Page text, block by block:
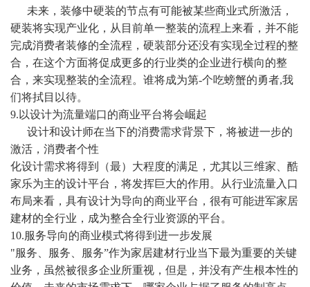
未来，装修中硬装的节点有可能被某些商业式所激活，
硬装将实现产业化，从目前单一整装的流程上来看，并不能
完成消费者装修的全流程，硬装部分还没有实现全过程的整
合，在这个方面将促成更多的行业类的企业进行横向的整
合，来实现整装的全流程。谁将成为第-个吃螃蟹的勇者,我
们将拭目以待。
9.以设计为流量端口的商业平台将会崛起
设计和设计师在当下的消费需求背景下，将被进一步的
激活，消费者个性
化设计需求将得到（最）大程度的满足，尤其以三维家、酷
家乐为主的设计平台，将发挥巨大的作用。从行业流量入口
布局来看，具有设计为导向的商业平台，很有可能进军家居
建材的全行业，成为整合全行业资源的平台。
10.服务导向的商业模式将得到进一步发展
"服务、服务、服务”作为家居建材行业当下最为重要的关键
业务，虽然被很多企业所重视，但是，并没有产生根本性的